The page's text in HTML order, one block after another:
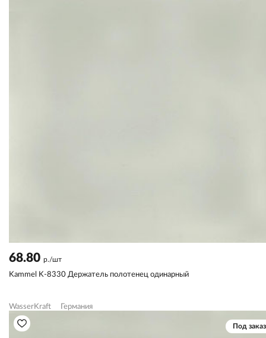
68.80 р./шт
Kammel K-8330 Держатель полотенец одинарный
WasserKraft Германия
Под заказ